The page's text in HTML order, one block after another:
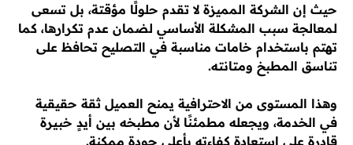
حيث إن الشركة المميزة لا تقدم حلولًا مؤقتة، بل تسعى
لمعالجة سبب المشكلة الأساسي لضمان عدم تكرارها، كما
تهتم باستخدام خامات مناسبة في التصليح تحافظ على
تناسق المطبخ ومتانته.
وهذا المستوى من الاحترافية يمنح العميل ثقة حقيقية
في الخدمة، ويجعله مطمئنًا لأن مطبخه بين أيدٍ خبيرة
قادرة على استعادة كفاءته بأعلى جودة ممكنة.